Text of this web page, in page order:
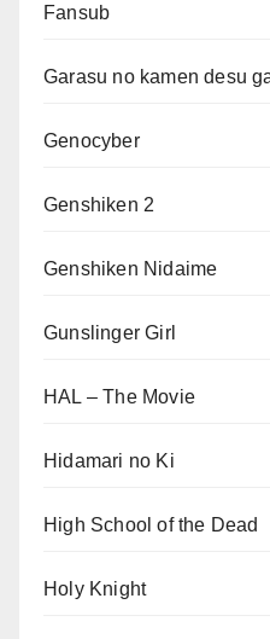
Fansub
Garasu no kamen desu
Genocyber
Genshiken 2
Genshiken Nidaime
Gunslinger Girl
HAL – The Movie
Hidamari no Ki
High School of the Dead
Holy Knight